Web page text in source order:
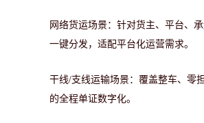
网络货运场景： 针对货主、平台、
一键分发，适配平台化运营需求。
干线/支线运输场景： 覆盖整车、零
的全程单证数字化。